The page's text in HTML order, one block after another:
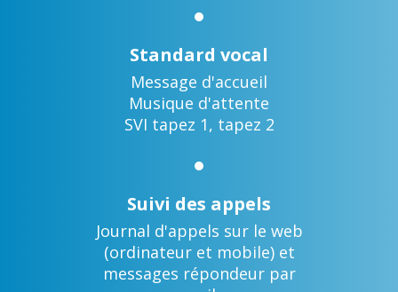
Standard vocal
Message d'accueil
Musique d'attente
SVI tapez 1, tapez 2
Suivi des appels
Journal d'appels sur le web
(ordinateur et mobile) et
messages répondeur par